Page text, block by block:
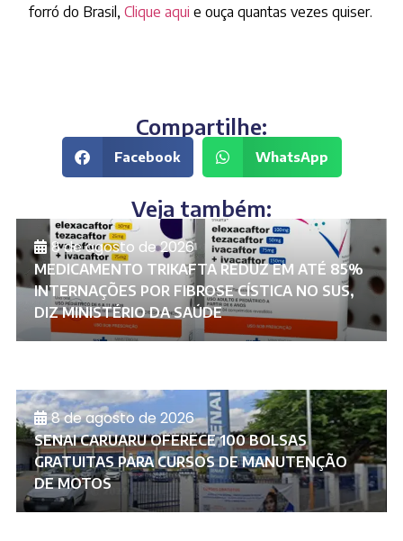
forró do Brasil, Clique aqui e ouça quantas vezes quiser.
Compartilhe:
Facebook WhatsApp
Veja também:
8 de agosto de 2026
MEDICAMENTO TRIKAFTA REDUZ EM ATÉ 85%
INTERNAÇÕES POR FIBROSE CÍSTICA NO SUS,
DIZ MINISTÉRIO DA SAÚDE
8 de agosto de 2026
SENAI CARUARU OFERECE 100 BOLSAS
GRATUITAS PARA CURSOS DE MANUTENÇÃO
DE MOTOS